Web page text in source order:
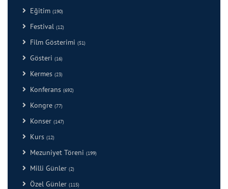
Eğitim (190)
Festival (12)
Film Gösterimi (51)
Gösteri (16)
Kermes (23)
Konferans (692)
Kongre (77)
Konser (147)
Kurs (12)
Mezuniyet Töreni (199)
Milli Günler (2)
Özel Günler (115)